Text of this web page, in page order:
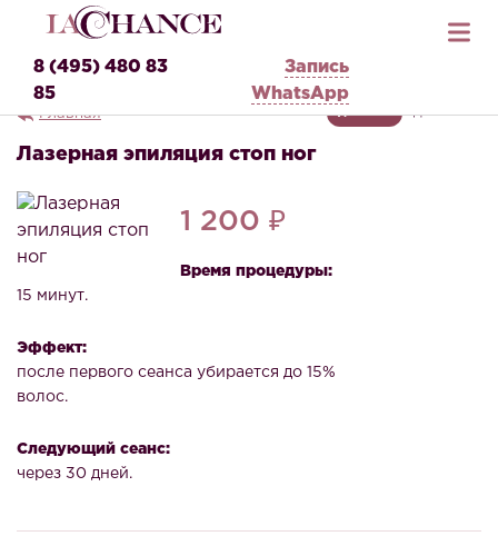
8 (495) 480 83
85
Запись
WhatsApp
Главная ДЛЯ НЕЕ ДЛЯ НЕГО
Лазерная эпиляция стоп ног
1 200 ₽
Время процедуры:
15 минут.
Эффект:
после первого сеанса убирается до 15%
волос.
Следующий сеанс:
через 30 дней.